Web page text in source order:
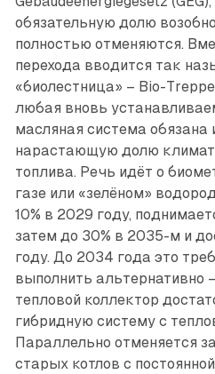
обязательную долю
полностью отменяются.
перехода вводится так
«биолестница» – Bio-
любая вновь
масляная система обязана
нарастающую долю
топлива. Речь идёт о
газе или «зелёном»
10% в 2029 году,
затем до 30% в ­2035-м и
году. До 2034 года это
выполнить альтернативно
тепловой коллектор
гибридную систему с
Параллельно отменяется
старых котлов с